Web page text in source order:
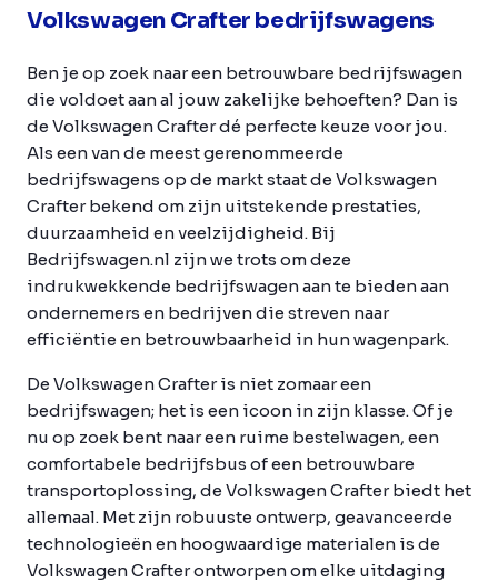
Volkswagen Crafter bedrijfswagens
Ben je op zoek naar een betrouwbare bedrijfswagen
die voldoet aan al jouw zakelijke behoeften? Dan is
de Volkswagen Crafter dé perfecte keuze voor jou.
Als een van de meest gerenommeerde
bedrijfswagens op de markt staat de Volkswagen
Crafter bekend om zijn uitstekende prestaties,
duurzaamheid en veelzijdigheid. Bij
Bedrijfswagen.nl zijn we trots om deze
indrukwekkende bedrijfswagen aan te bieden aan
ondernemers en bedrijven die streven naar
efficiëntie en betrouwbaarheid in hun wagenpark.
De Volkswagen Crafter is niet zomaar een
bedrijfswagen; het is een icoon in zijn klasse. Of je
nu op zoek bent naar een ruime bestelwagen, een
comfortabele bedrijfsbus of een betrouwbare
transportoplossing, de Volkswagen Crafter biedt het
allemaal. Met zijn robuuste ontwerp, geavanceerde
technologieën en hoogwaardige materialen is de
Volkswagen Crafter ontworpen om elke uitdaging